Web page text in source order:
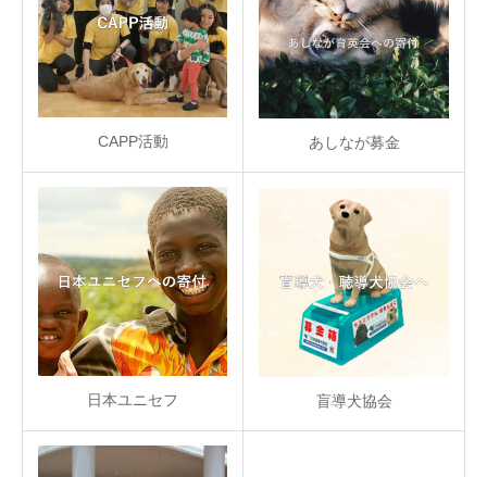
CAPP活動 あしなが募金
日本ユニセフ 盲導犬協会